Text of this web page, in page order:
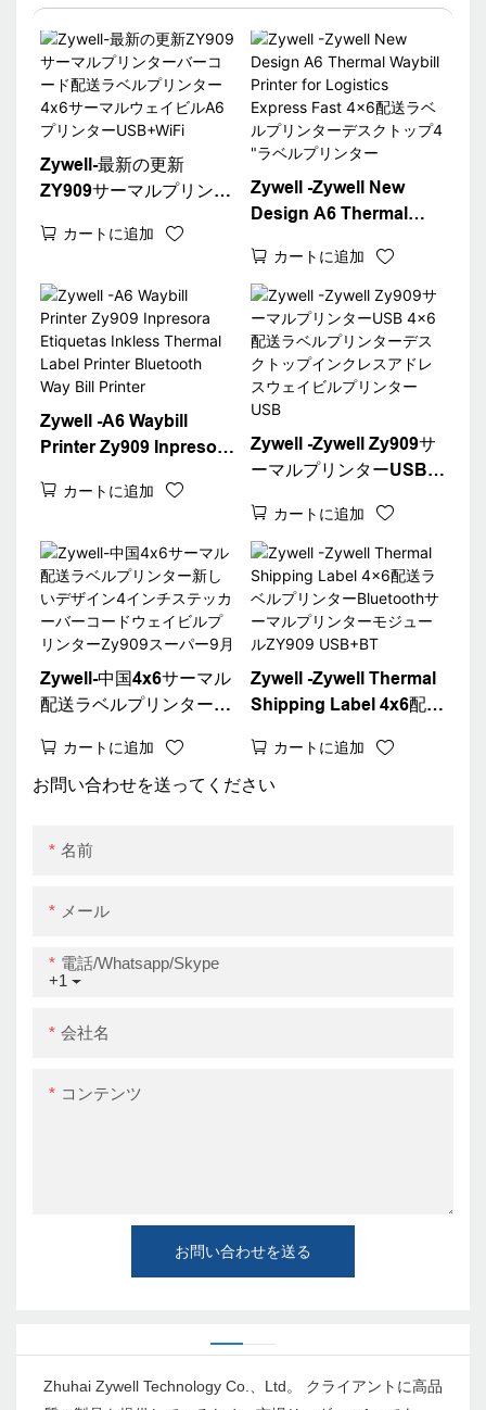
Zywell-最新の更新
ZY909サーマルプリンタ
プリンター4x6サーマル
ーUSB+WiFi
カートに追加
Zywell -Zywell New
Design A6 Thermal
Logistics Express Fast
4x6配送ラベルプリンタ
ーデスクトップ4 "ラベ
ルプリンター
カートに追加
Zywell -A6 Waybill
Printer Zy909 Inpresora
Thermal Label Printer
Printer
カートに追加
Zywell -Zywell Zy909サ
ーマルプリンターUSB
ーデスクトップインクレ
スアドレスウェイビルプ
リンターUSB
カートに追加
Zywell-中国4x6サーマル
配送ラベルプリンター新
テッカーバーコードウェ
イビルプリンターZy909
カートに追加
Zywell -Zywell Thermal
Shipping Label 4x6配送
Bluetoothサーマルプリ
ンターモジュールZY909
カートに追加
お問い合わせを送ってください
名前
メール
+1
電話/whatsapp/skype
会社名
コンテンツ
お問い合わせを送る
Zhuhai Zywell Technology Co.、Ltd。 クライアントに高品